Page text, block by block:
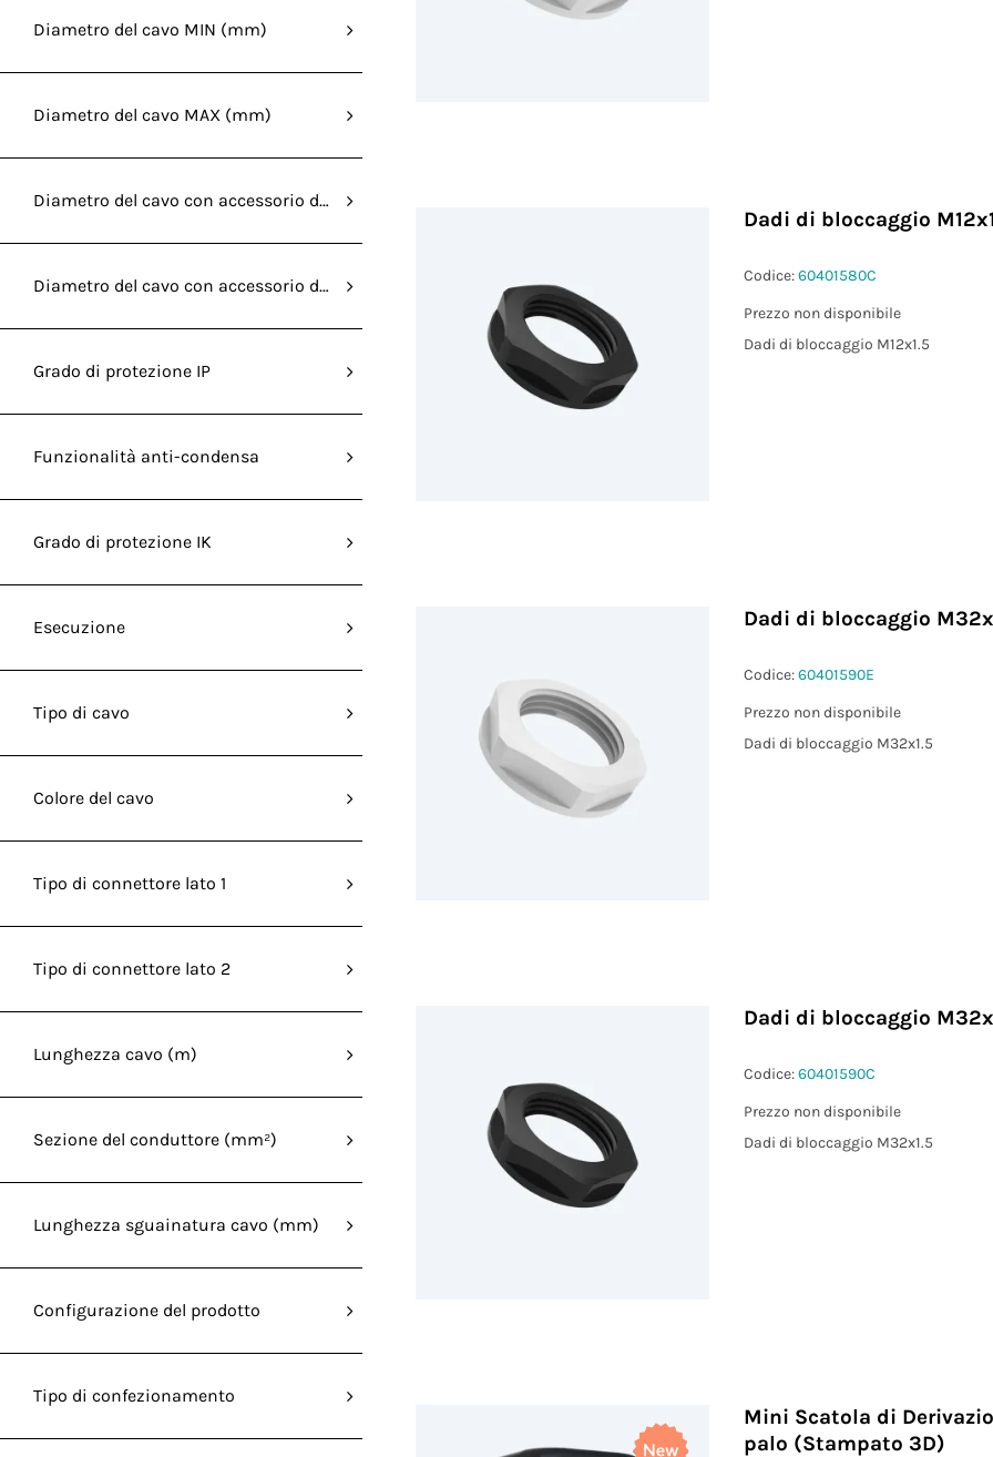
Diametro del cavo MIN (mm)
Diametro del cavo MAX (mm)
Diametro del cavo con accessorio di riduzione MIN (mm)
Diametro del cavo con accessorio di riduzione MAX (mm)
Grado di protezione IP
Funzionalità anti-condensa
Grado di protezione IK
Esecuzione
Tipo di cavo
Colore del cavo
Tipo di connettore lato 1
Tipo di connettore lato 2
Lunghezza cavo (m)
Sezione del conduttore (mm²)
Lunghezza sguainatura cavo (mm)
Configurazione del prodotto
Tipo di confezionamento
Dadi di bloccaggio
Codice:60401580C
Prezzo non disponibile
Dadi di bloccaggio M12x1.5
Dadi di bloccaggio
Codice:60401590E
Prezzo non disponibile
Dadi di bloccaggio M32x1.5
Dadi di bloccaggio
Codice:60401590C
Prezzo non disponibile
Dadi di bloccaggio M32x1.5
Mini Scatola di
palo (Stampato 3D)